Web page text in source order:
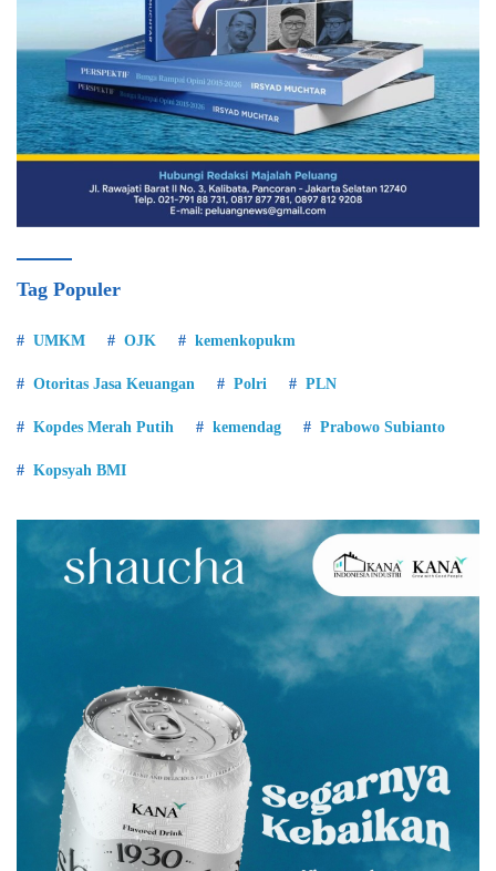
Tag Populer
UMKM OJK kemenkopukm
Otoritas Jasa Keuangan Polri PLN
Kopdes Merah Putih kemendag Prabowo Subianto
Kopsyah BMI